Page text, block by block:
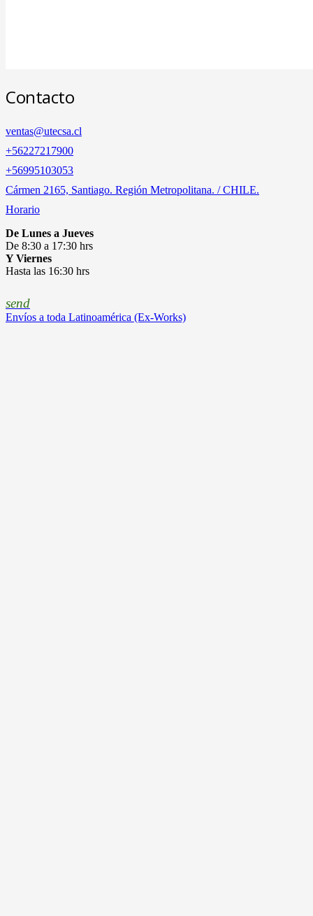
Contacto
ventas@utecsa.cl
+56227217900
‎+56995103053
Cármen 2165, Santiago. Región Metropolitana. / CHILE.
Horario
De Lunes a Jueves
De 8:30 a 17:30 hrs
Y Viernes
Hasta las 16:30 hrs
send
Envíos a toda Latinoamérica (Ex-Works)